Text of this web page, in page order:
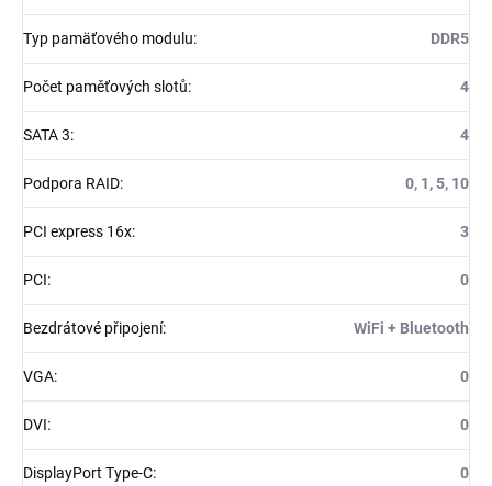
Typ pamäťového modulu: DDR5
Počet paměťových slotů: 4
SATA 3: 4
Podpora RAID: 0, 1, 5, 10
PCI express 16x: 3
PCI: 0
Bezdrátové připojení: WiFi + Bluetooth
VGA: 0
DVI: 0
DisplayPort Type-C: 0